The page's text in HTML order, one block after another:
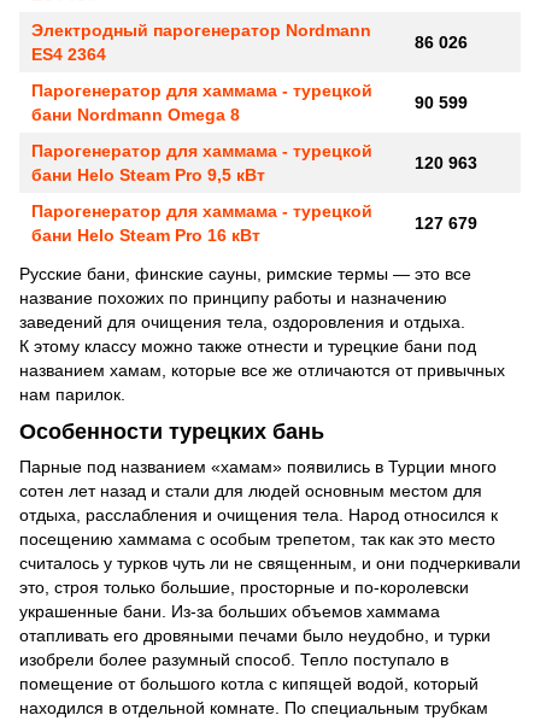
Электродный парогенератор Nordmann
ES4 2364
86 026
Парогенератор для хаммама - турецкой
бани Nordmann Omega 8
90 599
Парогенератор для хаммама - турецкой
бани Helo Steam Pro 9,5 кВт
120 963
Парогенератор для хаммама - турецкой
бани Helo Steam Pro 16 кВт
127 679
Русские бани, финские сауны, римские термы — это все
название похожих по принципу работы и назначению
заведений для очищения тела, оздоровления и отдыха.
К этому классу можно также отнести и турецкие бани под
названием хамам, которые все же отличаются от привычных
нам парилок.
Особенности турецких бань
Парные под названием «хамам» появились в Турции много
сотен лет назад и стали для людей основным местом для
отдыха, расслабления и очищения тела. Народ относился к
посещению хаммама с особым трепетом, так как это место
считалось у турков чуть ли не священным, и они подчеркивали
это, строя только большие, просторные и по-королевски
украшенные бани. Из-за больших объемов хаммама
отапливать его дровяными печами было неудобно, и турки
изобрели более разумный способ. Тепло поступало в
помещение от большого котла с кипящей водой, который
находился в отдельной комнате. По специальным трубкам